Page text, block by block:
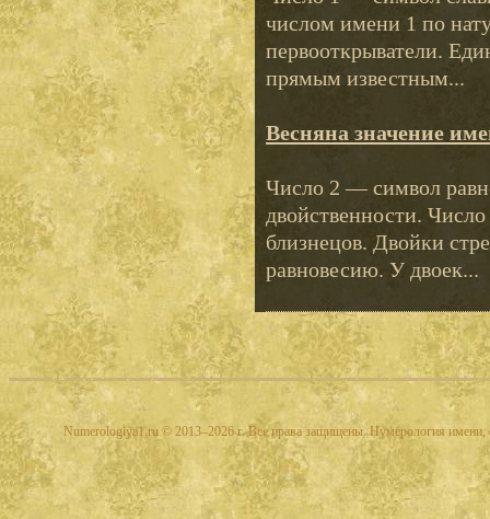
числом имени 1 по
первооткрыватели.
прямым известным...
Весняна значение
Число 2 — символ
двойственности.
близнецов. Двойки
равновесию. У двоек...
Numerologiya1.ru © 2013–2026 г. Все права защищены. Нумерология имени,